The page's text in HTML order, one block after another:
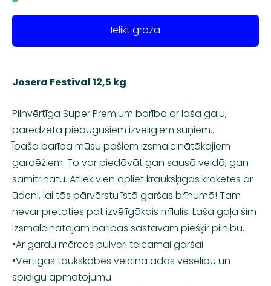
Ielikt grozā
Josera Festival 12,5 kg
Pilnvērtīga Super Premium barība ar laša gaļu,
paredzēta pieaugušiem izvēlīgiem suņiem..
Īpaša barība mūsu pašiem izsmalcinātākajiem
gardēžiem: To var piedāvāt gan sausā veidā, gan
samitrinātu. Atliek vien apliet kraukšķīgās kroketes ar
ūdeni, lai tās pārvērstu īstā garšas brīnumā! Tam
nevar pretoties pat izvēlīgākais mīlulis. Laša gaļa šim
izsmalcinātajam barības sastāvam piešķir pilnību.
•Ar gardu mērces pulveri teicamai garšai
•Vērtīgas taukskābes veicina ādas veselību un
spīdīgu apmatojumu